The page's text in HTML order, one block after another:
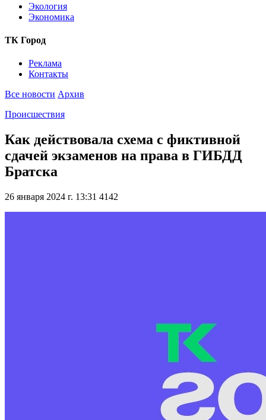
Экология
Экономика
ТК Город
Реклама
Контакты
Все новости Архив
Происшествия
Как действовала схема с фиктивной
сдачей экзаменов на права в ГИБДД
Братска
26 января 2024 г. 13:31 4142